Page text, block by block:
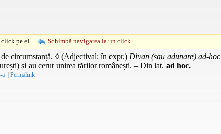
pe el. Schimbă navigarea la un click.
circumstanță. ◊ (Adjectival; în expr.) Divan (sau adunare) ad-hoc
și au cerut unirea țărilor românești. – Din lat. ad hoc.
a | Permalink